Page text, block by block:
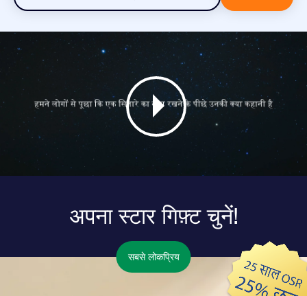
अपना स्टार गिफ़्ट चुनें!
सबसे लोकप्रिय